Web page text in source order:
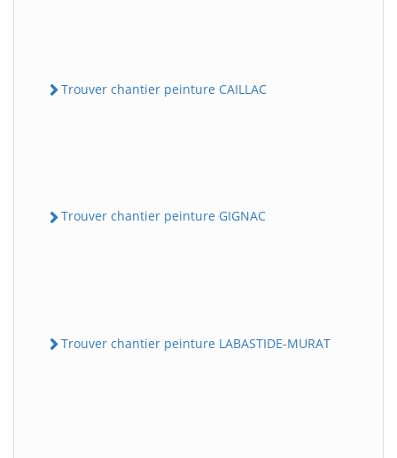
Trouver chantier peinture CAILLAC
Trouver chantier peinture GIGNAC
Trouver chantier peinture LABASTIDE-MURAT